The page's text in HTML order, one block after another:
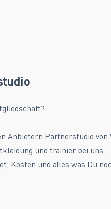
Anbietern Partnerstudio von
und trainier bei uns.
Kosten und alles was Du